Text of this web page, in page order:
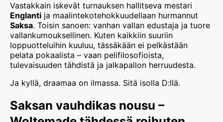
Vastakkain iskevät turnauksen hallitseva mestari
Englanti ja maalintekotehokkuudellaan hurmannut
Saksa. Toisin sanoen: vanhan vallan edustaja ja tuore
vallankumouksellinen. Kuten kaikkiin suuriin
loppuotteluihin kuuluu, tässäkään ei pelkästään
pelata pokaalista – vaan pelifilosofioista,
tulevaisuuden tähdistä ja jalkapallon herruudesta.
Ja kyllä, draamaa on ilmassa. Sitä isolla D:llä.
Saksan vauhdikas nousu –